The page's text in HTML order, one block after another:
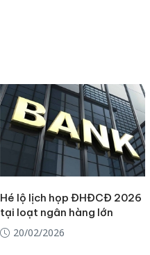
Hé lộ lịch họp ĐHĐCĐ 2026
tại loạt ngân hàng lớn
20/02/2026